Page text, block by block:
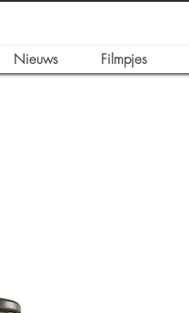
Nieuws Filmpjes